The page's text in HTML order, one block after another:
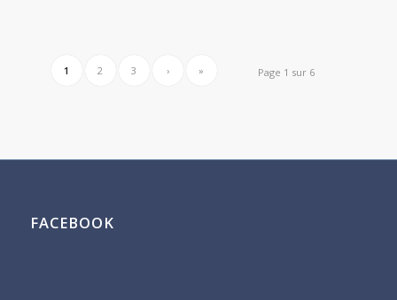
Page 1 sur 6
1 2 3 › »
FACEBOOK